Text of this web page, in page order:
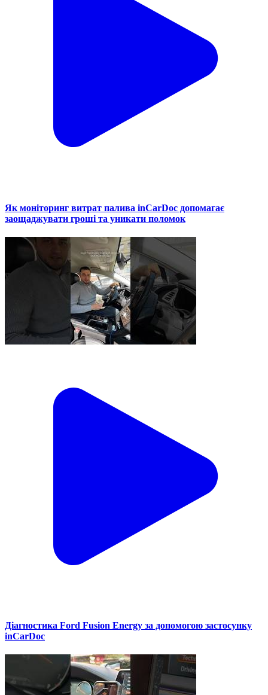
Як моніторинг витрат палива inCarDoc допомагає
заощаджувати гроші та уникати поломок
Діагностика Ford Fusion Energy за допомогою застосунку
inCarDoc